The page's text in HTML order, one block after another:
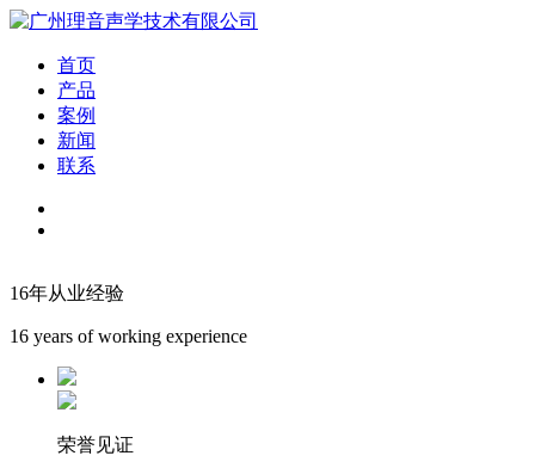
首页
产品
案例
新闻
联系
16年从业经验
16 years of working experience
荣誉见证